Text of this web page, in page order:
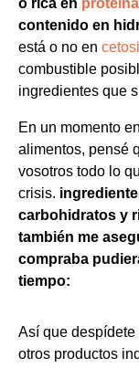
o rica en
contenido en
está o no en
combustible
ingredientes que
En un momento
alimentos, pensé
vosotros todo lo
crisis.
carbohidratos y
también me
compraba
tiempo:
Así que
otros productos